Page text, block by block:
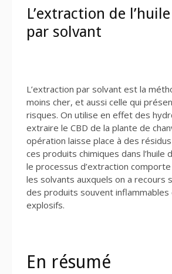
L’extraction de
par solvant
L’extraction par solvant est la
moins cher, et aussi celle qui
risques. On utilise en effet des
extraire le CBD de la plante de
opération laisse place à des
ces produits chimiques dans l’huile
le processus d’extraction
les solvants auxquels on a recours
des produits souvent inflammables
explosifs.
En résumé